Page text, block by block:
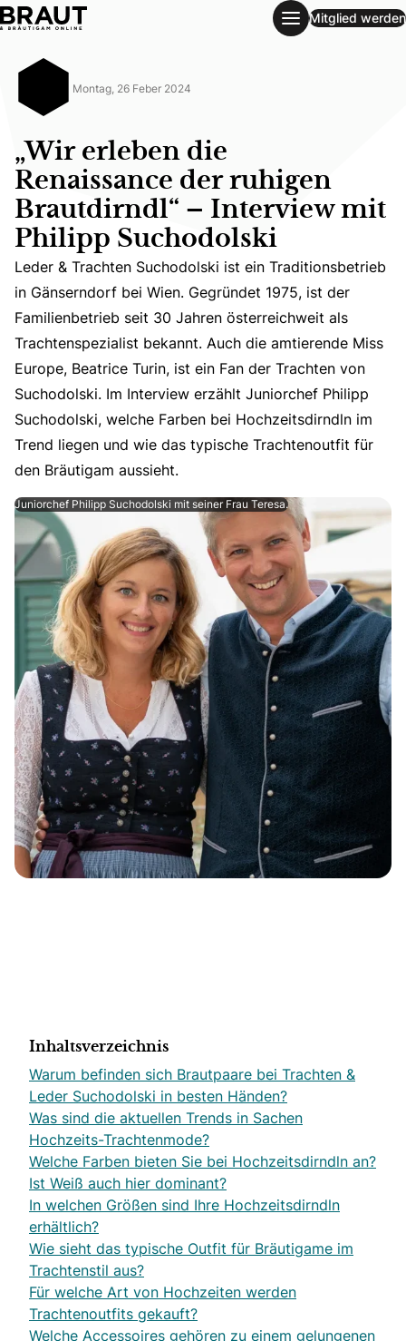
„Wir erleben die Renaissance der ruhigen Brautdirndl“ –
Mitglied werden
Montag, 26 Feber 2024
„Wir erleben die
Renaissance der ruhigen
Brautdirndl“ – Interview mit
Philipp Suchodolski
Leder & Trachten Suchodolski ist ein Traditionsbetrieb
Leder & Trachten Suchodolski ist ein Traditionsbetrieb
in Gänserndorf bei Wien. Gegründet 1975, ist der
Familienbetrieb seit 30 Jahren österreichweit als
Trachtenspezialist bekannt. Auch die amtierende Miss
Europe, Beatrice Turin, ist ein Fan der Trachten von
Suchodolski. Im Interview erzählt Juniorchef Philipp
Suchodolski, welche Farben bei Hochzeitsdirndln im
Trend liegen und wie das typische Trachtenoutfit für
den Bräutigam aussieht.
Juniorchef Philipp Suchodolski mit seiner Frau Teresa.
Inhaltsverzeichnis
Warum befinden sich Brautpaare bei Trachten &
Leder Suchodolski in besten Händen?
Was sind die aktuellen Trends in Sachen
Hochzeits-Trachtenmode?
Welche Farben bieten Sie bei Hochzeitsdirndln an?
Ist Weiß auch hier dominant?
In welchen Größen sind Ihre Hochzeitsdirndln
erhältlich?
Wie sieht das typische Outfit für Bräutigame im
Trachtenstil aus?
Für welche Art von Hochzeiten werden
Trachtenoutfits gekauft?
Welche Accessoires gehören zu einem gelungenen